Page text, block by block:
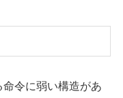
令に弱い構造があ